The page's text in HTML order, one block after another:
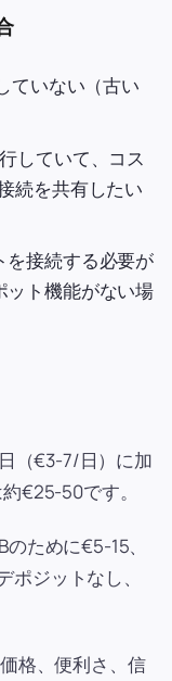
ていない（古い
していて、コス
続を共有したい
を接続する必要が
ット機能がない場
（€3-7/日）に加
€25-50です。
ために€5-15、
ジットなし、
格、便利さ、信